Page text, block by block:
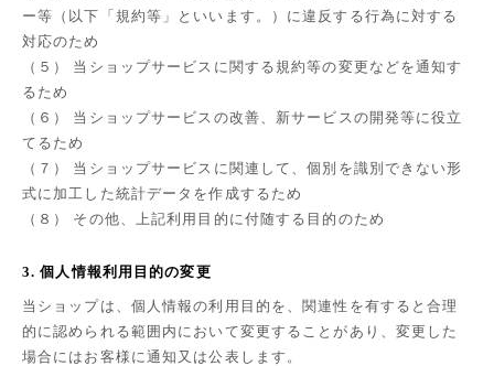
ー等（以下「規約等」といいます。）に違反する行為に対する
対応のため
（５） 当ショップサービスに関する規約等の変更などを通知す
るため
（６） 当ショップサービスの改善、新サービスの開発等に役立
てるため
（７） 当ショップサービスに関連して、個別を識別できない形
式に加工した統計データを作成するため
（８） その他、上記利用目的に付随する目的のため
3. 個人情報利用目的の変更
当ショップは、個人情報の利用目的を、関連性を有すると合理
的に認められる範囲内において変更することがあり、変更した
場合にはお客様に通知又は公表します。